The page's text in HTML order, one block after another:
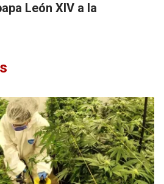
León XIV a la